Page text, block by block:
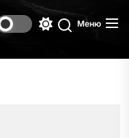
Поиск
Меню